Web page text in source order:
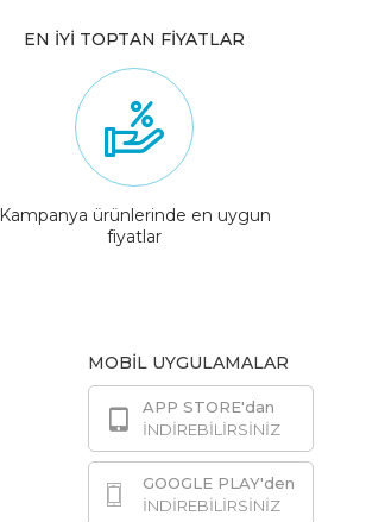
EN İYİ TOPTAN FİYATLAR
Kampanya ürünlerinde en uygun
fiyatlar
MOBİL UYGULAMALAR
APP STORE'dan
İNDİREBİLİRSİNİZ
GOOGLE PLAY'den
İNDİREBİLİRSİNİZ